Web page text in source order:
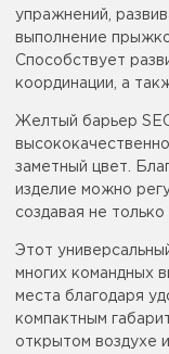
упражнений,
выполнение
Способствует
координации, а
Желтый барьер
заметный цвет.
изделие можно
создавая не
Этот
многих командных
места благодаря
компактным
открытом воздухе и